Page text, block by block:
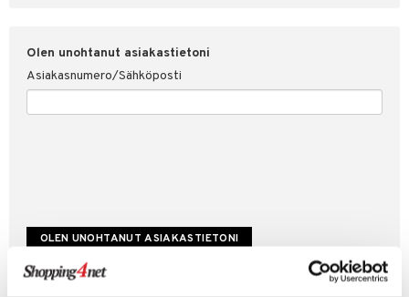
Olen unohtanut asiakastietoni
Asiakasnumero/Sähköposti